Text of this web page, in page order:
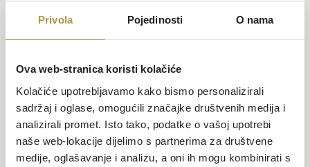
Privola Pojedinosti O nama
Ova web-stranica koristi kolačiće
Kolačiće upotrebljavamo kako bismo personalizirali
sadržaj i oglase, omogućili značajke društvenih medija i
analizirali promet. Isto tako, podatke o vašoj upotrebi
naše web-lokacije dijelimo s partnerima za društvene
medije, oglašavanje i analizu, a oni ih mogu kombinirati s
Privatno: Obiteljska soba s pogledom na grad
Površina 38 m² Pogled na grad